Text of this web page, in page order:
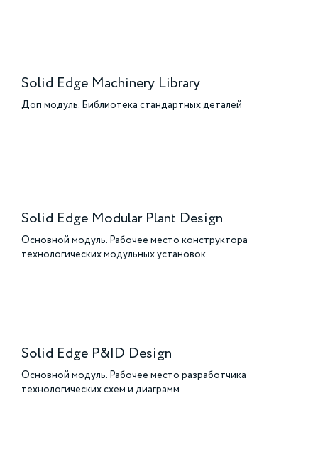
Solid Edge Machinery Library
Доп модуль. Библиотека стандартных деталей
Solid Edge Modular Plant Design
Основной модуль. Рабочее место конструктора
технологических модульных установок
Solid Edge P&ID Design
Основной модуль. Рабочее место разработчика
технологических схем и диаграмм